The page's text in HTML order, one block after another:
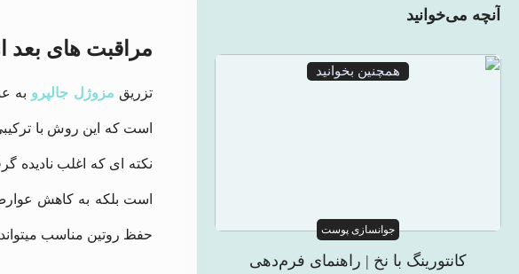
آنچه می‌خوانید
همچنین بخوانید
جوانسازی پوست
کانتورینگ با نخ | راهنمای فرم‌دهی
مراقبت های بعد
تزریق مزوژل جالپرو به
است که این روش با
نکته‌ ای که اغلب نادیده
است بلکه به کاهش
حفظ روتین مناسب میتواند